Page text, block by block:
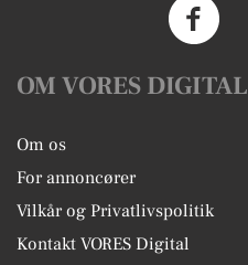
OM VORES DIGITAL
Om os
For annoncører
Vilkår og Privatlivspolitik
Kontakt VORES Digital